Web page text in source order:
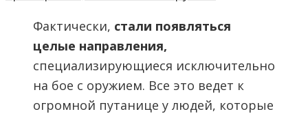
Фактически, стали появляться
целые направления,
специализирующиеся исключительно
на бое с оружием. Все это ведет к
огромной путанице у людей, которые